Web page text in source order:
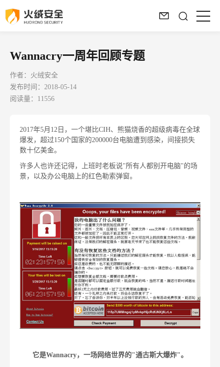
Wannacry一周年回顾专题
作者：火绒安全
发布时间：2018-05-14
阅读量：11556
2017年5月12日，一个堪比CIH、熊猫烧香的超级病毒在全球
爆发，超过150个国家的200000台电脑遭到感染，间接损失
数十亿美金。
许多人也许还记得，上班时老板说"所有人都别开电脑"的场
景，以及办公电脑上的红色勒索弹窗。
它是Wannacry，一场网络世界的"通古斯大爆炸"。